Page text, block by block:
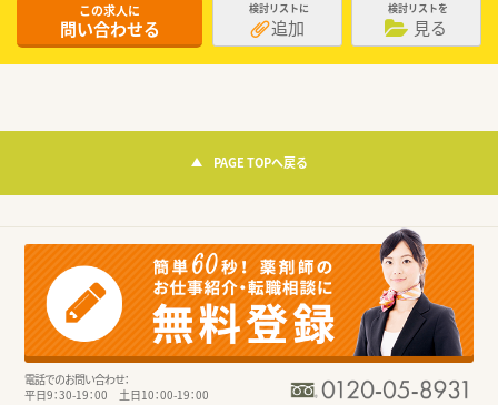
この求人に
問い合わせる
検討リストに
追加
検討リストを
見る
PAGE TOPへ戻る
電話でのお問い合わせ：
平日9：30-19：00 土日10：00-19：00